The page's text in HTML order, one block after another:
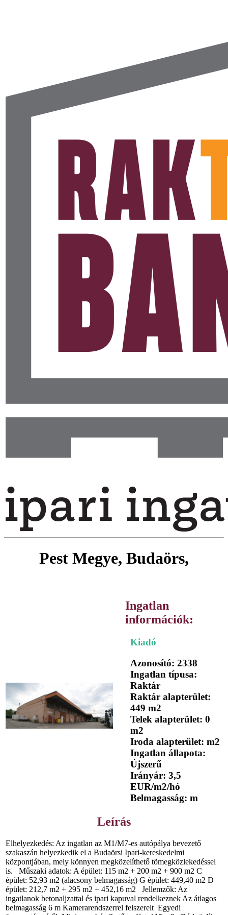
Pest Megye, Budaörs,
Ingatlan
információk:
Kiadó
Azonosító: 2338
Ingatlan típusa:
Raktár
Raktár alapterület:
449 m2
Telek alapterület: 0
m2
Iroda alapterület: m2
Ingatlan állapota:
Újszerű
Irányár: 3,5
EUR/m2/hó
Belmagasság: m
Leírás
Elhelyezkedés: Az ingatlan az M1/M7-es autópálya bevezető
szakaszán helyezkedik el a Budaörsi Ipari-kereskedelmi
központjában, mely könnyen megközelíthető tömegközlekedéssel
is. Műszaki adatok: A épület: 115 m2 + 200 m2 + 900 m2 C
épület: 52,93 m2 (alacsony belmagasság) G épület: 449,40 m2 D
épület: 212,7 m2 + 295 m2 + 452,16 m2 Jellemzők: Az
ingatlanok betonaljzattal és ipari kapuval rendelkeznek Az átlagos
belmagasság 6 m Kamerarendszerrel felszerelt Egyedi